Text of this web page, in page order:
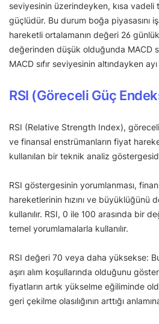
seviyesinin üzerindeyken, kısa
güçlüdür. Bu durum boğa piyasasını
hareketli ortalamanın değeri 26
değerinden düşük olduğunda MACD
MACD sıfır seviyesinin altındayken
RSI (Göreceli Güç
RSI (Relative Strength Index),
ve finansal enstrümanların fiyat
kullanılan bir teknik analiz
RSI göstergesinin yorumlanması,
hareketlerinin hızını ve büyüklüğünü
kullanılır. RSI, 0 ile 100 arasında bir
temel yorumlamalarla kullanılır.
RSI değeri 70 veya daha yüksekse:
aşırı alım koşullarında olduğunu
fiyatların artık yükselme eğiliminde
geri çekilme olasılığının arttığı